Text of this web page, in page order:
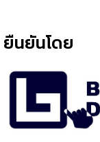
ยืนยันโดย